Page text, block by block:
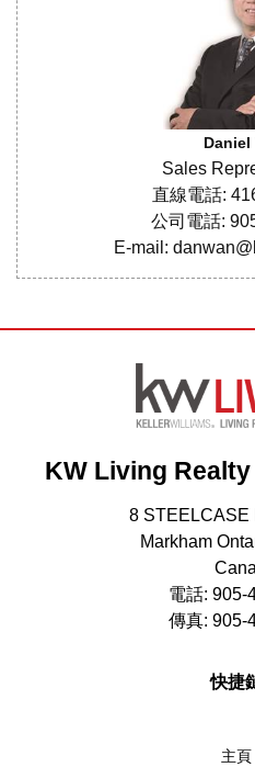
Daniel
Sales
直線電話:
公司電話:
E-mail:
KW Living
8 STEELCASE
Markham
電話: 905-
傳真: 905-
快捷
主頁